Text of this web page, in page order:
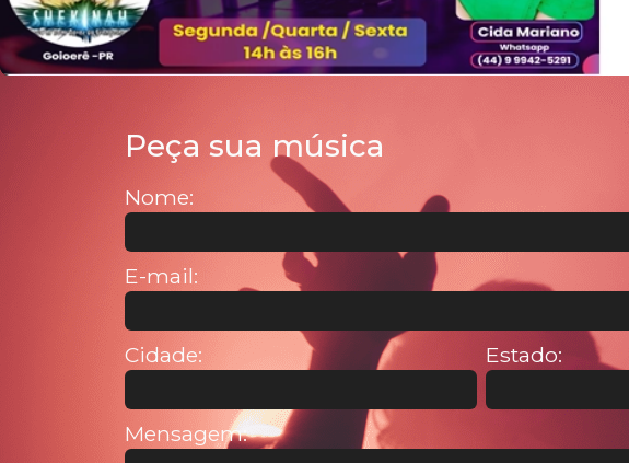
Peça sua música
Nome:
E-mail:
Cidade: Estado:
Mensagem: